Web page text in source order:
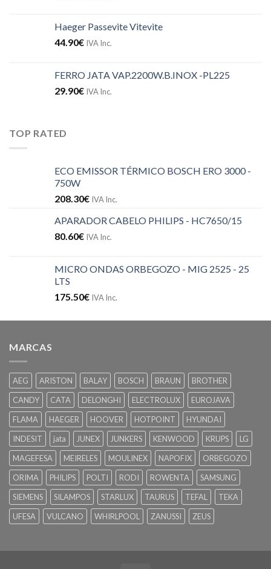
Haeger Passevite Vitevite
44.90€ IVA Inc.
FERRO JATA VAP.2200W.B.INOX -PL225
29.90€ IVA Inc.
TOP RATED
ECO EMISSOR TÉRMICO BOSCH ERO 3000 -
750W
208.30€ IVA Inc.
APARADOR CABELO PHILIPS - HC7650/15
80.60€ IVA Inc.
MICRO ONDAS ORBEGOZO - MIG 2525 - 25
LTS
175.50€ IVA Inc.
MARCAS
AEG ARISTON BALAY BOSCH BRAUN
BROTHER
CANDY
CATA DELONGHI ELECTROLUX
EUROJAVA
FLAMA
HAEGER HOOVER HOTPOINT
HYUNDAI
INDESIT
jata JUNEX JUNKERS KENWOOD KRUPS
LG
MAGEFESA
MEIRELES MOULINEX NAPOFIX
ORBEGOZO
ORIMA
PHILIPS POLTI RODI ROWENTA
SAMSUNG
SIEMENS
SILAMPOS STARLUX TAURUS TEFAL
TEKA
UFESA
VULCANO WHIRLPOOL ZANUSSI ZEUS